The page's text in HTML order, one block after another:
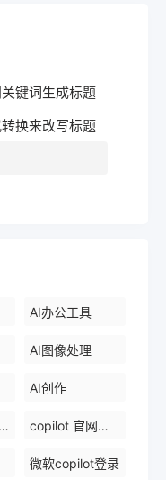
键词生成标题
换来改写标题
AI办公工具
AI图像处理
AI创作
如何关闭windows 中的 copilot copilot 官网下载
微软copilot登录